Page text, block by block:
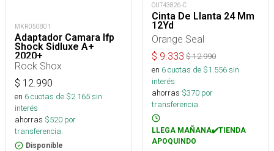
MKR050801
Adaptador Camara Ifp
Shock Sidluxe A+
2020+
Rock Shox
$ 12.990
en 6cuotas de $2.165sin
interés
ahorras $520 por
transferencia.
Disponible
OUT43826-C
Cinta De Llanta 24 Mm
12Yd
Orange Seal
$ 9.333 $12.990
en 6cuotas de $1.556sin
interés
ahorras $370 por
transferencia.
LLEGA MAÑANA✔️TIENDA
APOQUINDO